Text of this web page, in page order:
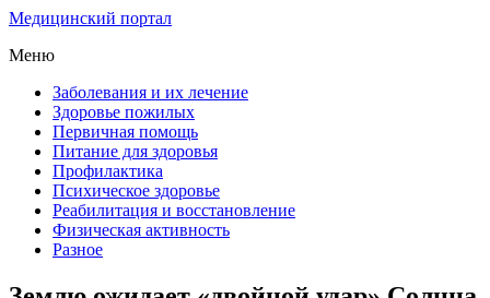
Медицинский портал
Меню
Заболевания и их лечение
Здоровье пожилых
Первичная помощь
Питание для здоровья
Профилактика
Психическое здоровье
Реабилитация и восстановление
Физическая активность
Разное